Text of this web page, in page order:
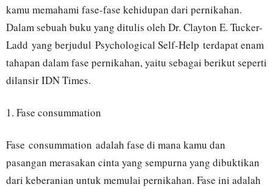
kamu memahami fase-fase kehidupan dari pernikahan.
Dalam sebuah buku yang ditulis oleh Dr. Clayton E. Tucker-
Ladd yang berjudul Psychological Self-Help terdapat enam
tahapan dalam fase pernikahan, yaitu sebagai berikut seperti
dilansir IDN Times.
1. Fase consummation
Fase consummation adalah fase di mana kamu dan
pasangan merasakan cinta yang sempurna yang dibuktikan
dari keberanian untuk memulai pernikahan. Fase ini adalah